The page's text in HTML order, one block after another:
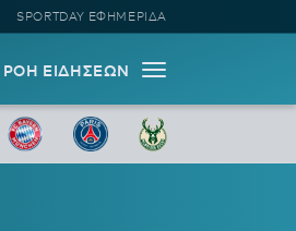
SPORTDAY ΕΦΗΜΕΡΙΔΑ
ΡΟΗ ΕΙΔΗΣΕΩΝ